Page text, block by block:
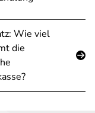
Wie viel
die